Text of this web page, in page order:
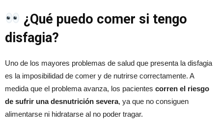
¿Qué puedo comer si tengo
disfagia?
Uno de los mayores problemas de salud que presenta la disfagia
es la imposibilidad de comer y de nutrirse correctamente. A
medida que el problema avanza, los pacientes corren el riesgo
de sufrir una desnutrición severa, ya que no consiguen
alimentarse ni hidratarse al no poder tragar.